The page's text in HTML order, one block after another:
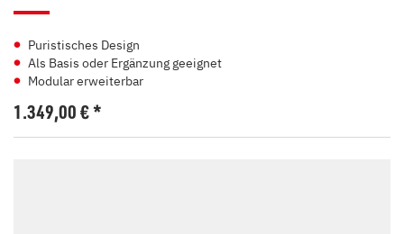
Puristisches Design
Als Basis oder Ergänzung geeignet
Modular erweiterbar
1.349,00€*